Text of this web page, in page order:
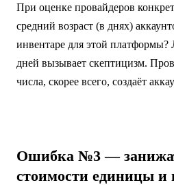
При оценке провайдеров
средний возраст (в днях)
инвентаре для этой
дней вызывает скептицизм.
числа, скорее всего, создаёт
Ошибка №3 —
стоимости единицы